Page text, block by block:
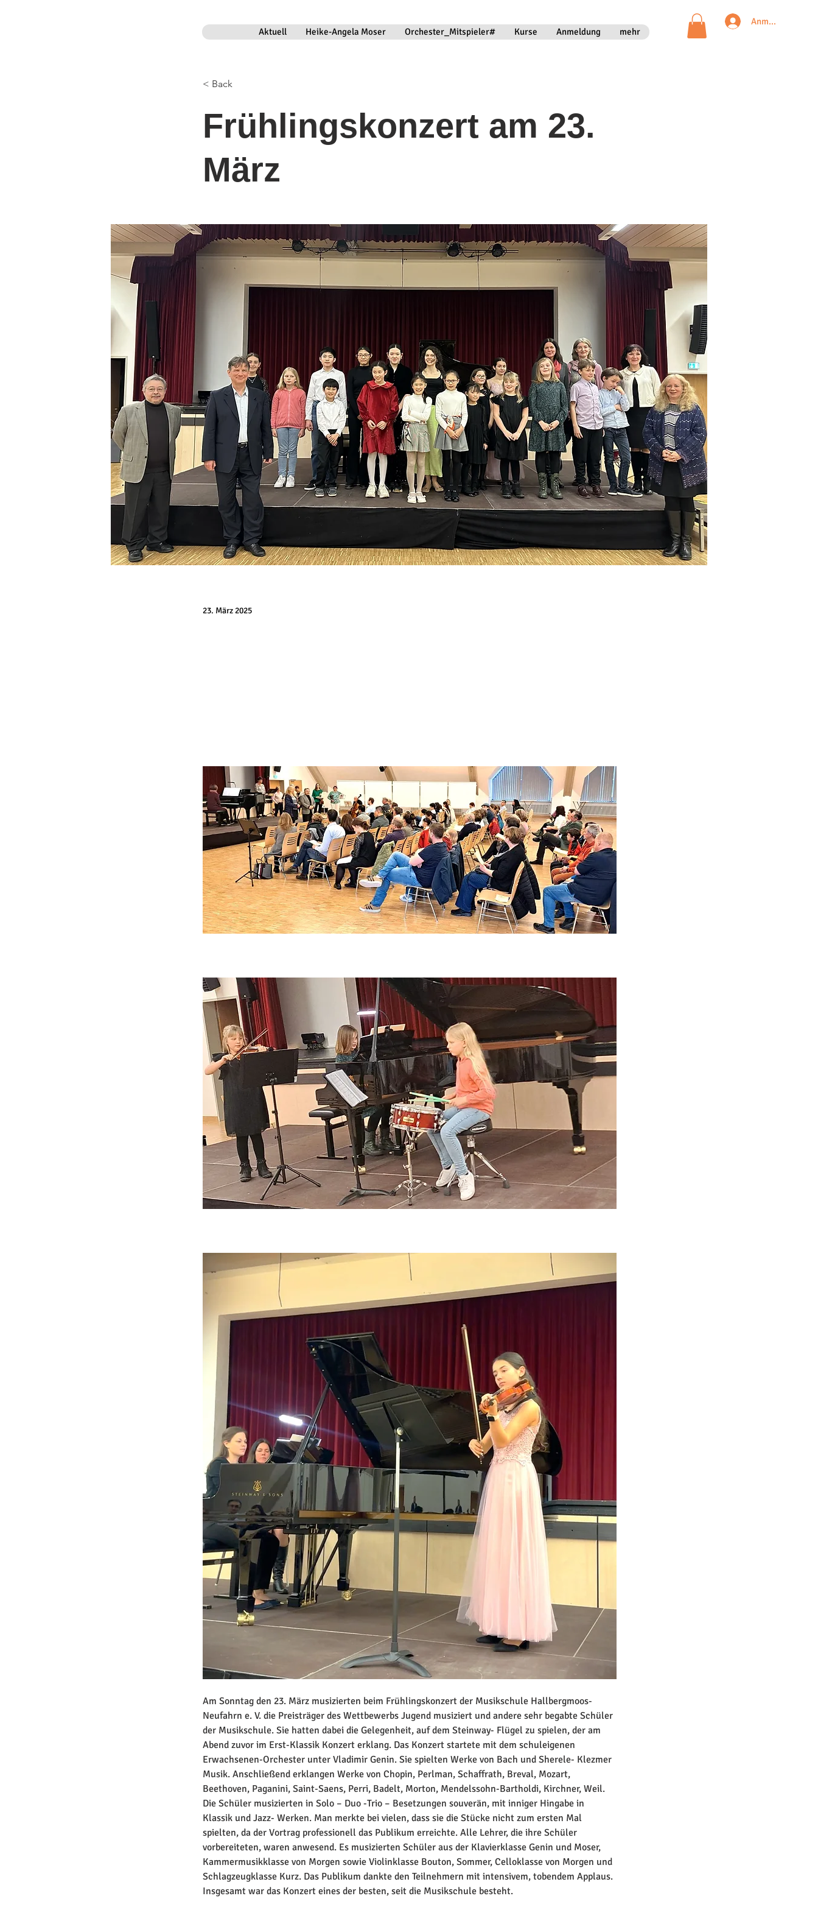
Aktuell Heike-Angela Moser Orchester_Mitspieler# Kurse Anmeldung mehr
Anmelden
< Back
Frühlingskonzert am 23.
März
23. März 2025
Am Sonntag den 23. März musizierten beim Frühlingskonzert der Musikschule Hallbergmoos-
Neufahrn e. V. die Preisträger des Wettbewerbs Jugend musiziert und andere sehr begabte Schüler
der Musikschule. Sie hatten dabei die Gelegenheit, auf dem Steinway- Flügel zu spielen, der am
Abend zuvor im Erst-Klassik Konzert erklang. Das Konzert startete mit dem schuleigenen
Erwachsenen-Orchester unter Vladimir Genin. Sie spielten Werke von Bach und Sherele- Klezmer
Musik. Anschließend erklangen Werke von Chopin, Perlman, Schaffrath, Breval, Mozart,
Beethoven, Paganini, Saint-Saens, Perri, Badelt, Morton, Mendelssohn-Bartholdi, Kirchner, Weil.
Die Schüler musizierten in Solo – Duo -Trio – Besetzungen souverän, mit inniger Hingabe in
Klassik und Jazz- Werken. Man merkte bei vielen, dass sie die Stücke nicht zum ersten Mal
spielten, da der Vortrag professionell das Publikum erreichte. Alle Lehrer, die ihre Schüler
vorbereiteten, waren anwesend. Es musizierten Schüler aus der Klavierklasse Genin und Moser,
Kammermusikklasse von Morgen sowie Violinklasse Bouton, Sommer, Celloklasse von Morgen und
Schlagzeugklasse Kurz. Das Publikum dankte den Teilnehmern mit intensivem, tobendem Applaus.
Insgesamt war das Konzert eines der besten, seit die Musikschule besteht.